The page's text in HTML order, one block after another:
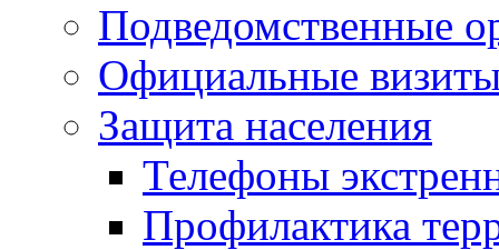
Подведомственные
Официальные
Защита населения
Телефоны
Профилактика